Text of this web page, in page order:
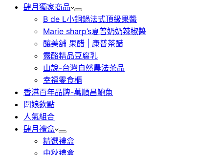
肆月獨家商品
B de L小銅鍋法式頂級果醬
Marie sharp’s夏普奶奶辣椒醬
釀美舖 果醋 | 康普茶醋
露酪精品豆腐乳
山說-台灣自然農法茶品
幸福零食櫃
香港百年品牌-萬順昌鮑魚
闆娘欽點
人氣組合
肆月禮盒
精選禮盒
中秋禮盒